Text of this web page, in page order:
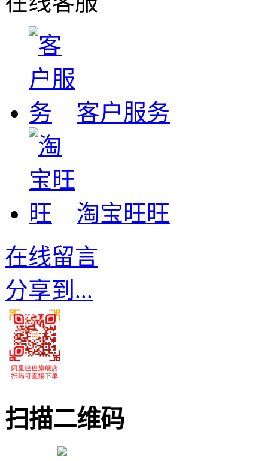
客户服务
淘宝旺旺
在线留言
分享到...
扫描二维码